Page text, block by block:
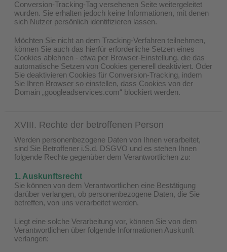
Conversion-Tracking-Tag versehenen Seite weitergeleitet
wurden. Sie erhalten jedoch keine Informationen, mit denen
sich Nutzer persönlich identifizieren lassen.
Möchten Sie nicht an dem Tracking-Verfahren teilnehmen,
können Sie auch das hierfür erforderliche Setzen eines
Cookies ablehnen - etwa per Browser-Einstellung, die das
automatische Setzen von Cookies generell deaktiviert. Oder
Sie deaktivieren Cookies für Conversion-Tracking, indem
Sie Ihren Browser so einstellen, dass Cookies von der
Domain „googleadservices.com“ blockiert werden.
XVIII. Rechte der betroffenen Person
Werden personenbezogene Daten von Ihnen verarbeitet,
sind Sie Betroffener i.S.d. DSGVO und es stehen Ihnen
folgende Rechte gegenüber dem Verantwortlichen zu:
1. Auskunftsrecht
Sie können von dem Verantwortlichen eine Bestätigung
darüber verlangen, ob personenbezogene Daten, die Sie
betreffen, von uns verarbeitet werden.
Liegt eine solche Verarbeitung vor, können Sie von dem
Verantwortlichen über folgende Informationen Auskunft
verlangen: